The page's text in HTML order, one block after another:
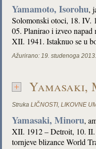
Yamamoto, Isorohu,
Solomonski otoci, 18. IV.
05. Planirao i izveo
XII. 1941. Istaknuo se u
Ažurirano: 19. studenoga 2013.
Yamasaki,
Struka LIČNOSTI,LIKOVNE
Yamasaki, Minoru,
XII. 1912 – Detroit, 10.
tornjeve blizance World